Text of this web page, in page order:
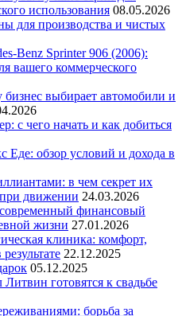
использования 08.05.2026
для производства и чистых
Benz Sprinter 906 (2006):
вашего коммерческого
выбирает автомобили и
с чего начать и как добиться
Еде: обзор условий и дохода в
в чем секрет их
движении 24.03.2026
финансовый
жизни 27.01.2026
клиника: комфорт,
22.12.2025
05.12.2025
готовятся к свадьбе
борьба за